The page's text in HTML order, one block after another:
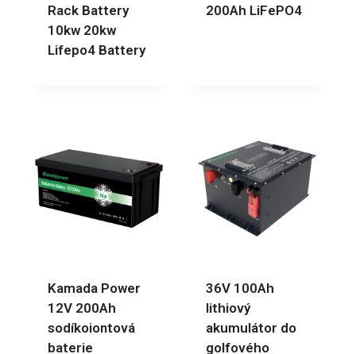
Rack Battery
10kw 20kw
Lifepo4 Battery
200Ah LiFePO4
Kamada Power
12V 200Ah
sodíkoiontová
baterie
36V 100Ah
lithiový
akumulátor do
golfového